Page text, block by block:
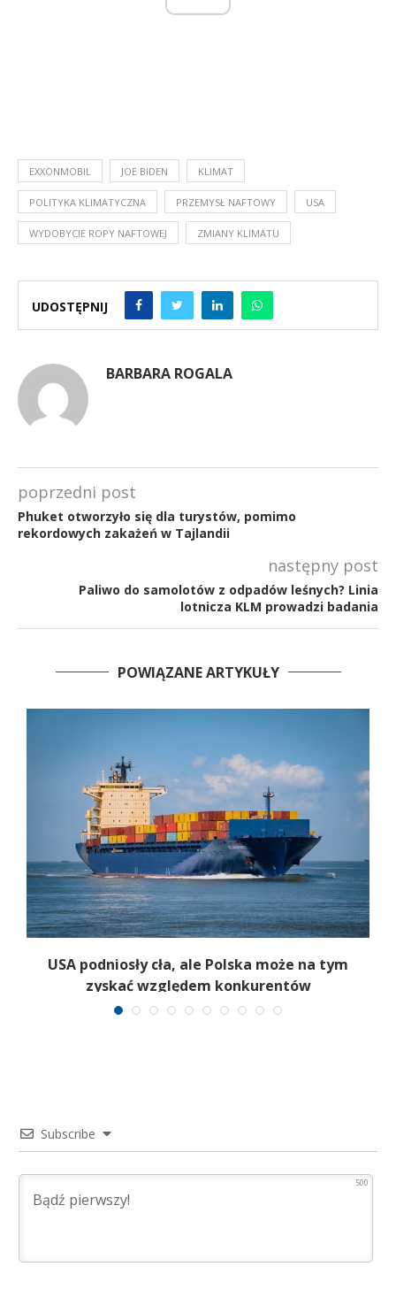
EXXONMOBIL JOE BIDEN KLIMAT
POLITYKA KLIMATYCZNA PRZEMYSŁ NAFTOWY USA
WYDOBYCIE ROPY NAFTOWEJ ZMIANY KLIMATU
UDOSTĘPNIJ
BARBARA ROGALA
poprzedni post
Phuket otworzyło się dla turystów, pomimo
rekordowych zakażeń w Tajlandii
następny post
Paliwo do samolotów z odpadów leśnych? Linia
lotnicza KLM prowadzi badania
POWIĄZANE ARTYKUŁY
USA podniosły cła, ale Polska może na tym
zyskać względem konkurentów
Subscribe
500